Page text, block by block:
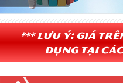
*** Lưu ý: Giá
dụng tại